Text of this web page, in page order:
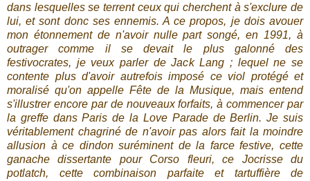
dans lesquelles se terrent ceux qui cherchent à s'exclure de
lui, et sont donc ses ennemis. A ce propos, je dois avouer
mon étonnement de n'avoir nulle part songé, en 1991, à
outrager comme il se devait le plus galonné des
festivocrates, je veux parler de Jack Lang ; lequel ne se
contente plus d'avoir autrefois imposé ce viol protégé et
moralisé qu'on appelle Fête de la Musique, mais entend
s'illustrer encore par de nouveaux forfaits, à commencer par
la greffe dans Paris de la Love Parade de Berlin. Je suis
véritablement chagriné de n'avoir pas alors fait la moindre
allusion à ce dindon suréminent de la farce festive, cette
ganache dissertante pour Corso fleuri, ce Jocrisse du
potlatch, cette combinaison parfaite et tartuffière de